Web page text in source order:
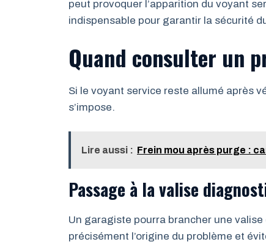
peut provoquer l’apparition du voyant
indispensable pour garantir la sécurité
Quand consulter un
Si le voyant service reste allumé après
s’impose.
Lire aussi : Frein mou après purge :
Passage à la valise
Un garagiste pourra brancher une
précisément l’origine du problème et